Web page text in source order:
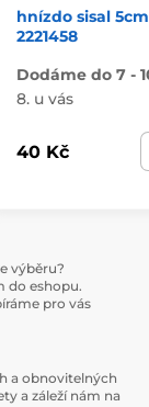
hnízdo sisal
2221458
Dodáme do 7 -
8. u vás
40 Kč
výběru?
do eshopu.
pro vás
a obnovitelných
a záleží nám na